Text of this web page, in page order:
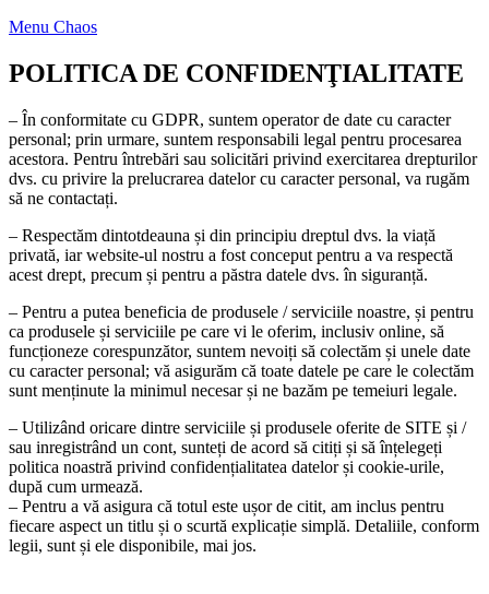
Menu Chaos
POLITICA DE CONFIDENŢIALITATE
– În conformitate cu GDPR, suntem operator de date cu caracter
personal; prin urmare, suntem responsabili legal pentru procesarea
acestora. Pentru întrebări sau solicitări privind exercitarea drepturilor
dvs. cu privire la prelucrarea datelor cu caracter personal, va rugăm
să ne contactați.
– Respectăm dintotdeauna și din principiu dreptul dvs. la viață
privată, iar website-ul nostru a fost conceput pentru a va respectă
acest drept, precum și pentru a păstra datele dvs. în siguranță.
– Pentru a putea beneficia de produsele / serviciile noastre, și pentru
ca produsele și serviciile pe care vi le oferim, inclusiv online, să
funcționeze corespunzător, suntem nevoiți să colectăm și unele date
cu caracter personal; vă asigurăm că toate datele pe care le colectăm
sunt menținute la minimul necesar și ne bazăm pe temeiuri legale.
– Utilizând oricare dintre serviciile și produsele oferite de SITE și /
sau inregistrând un cont, sunteți de acord să citiți și să înțelegeți
politica noastră privind confidențialitatea datelor și cookie-urile,
după cum urmează.
– Pentru a vă asigura că totul este ușor de citit, am inclus pentru
fiecare aspect un titlu și o scurtă explicație simplă. Detaliile, conform
legii, sunt și ele disponibile, mai jos.